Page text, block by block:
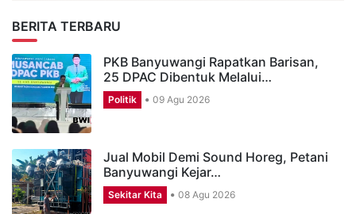
BERITA TERBARU
PKB Banyuwangi Rapatkan Barisan,
25 DPAC Dibentuk Melalui…
Politik 09 Agu 2026
Jual Mobil Demi Sound Horeg, Petani
Banyuwangi Kejar…
Sekitar Kita 08 Agu 2026